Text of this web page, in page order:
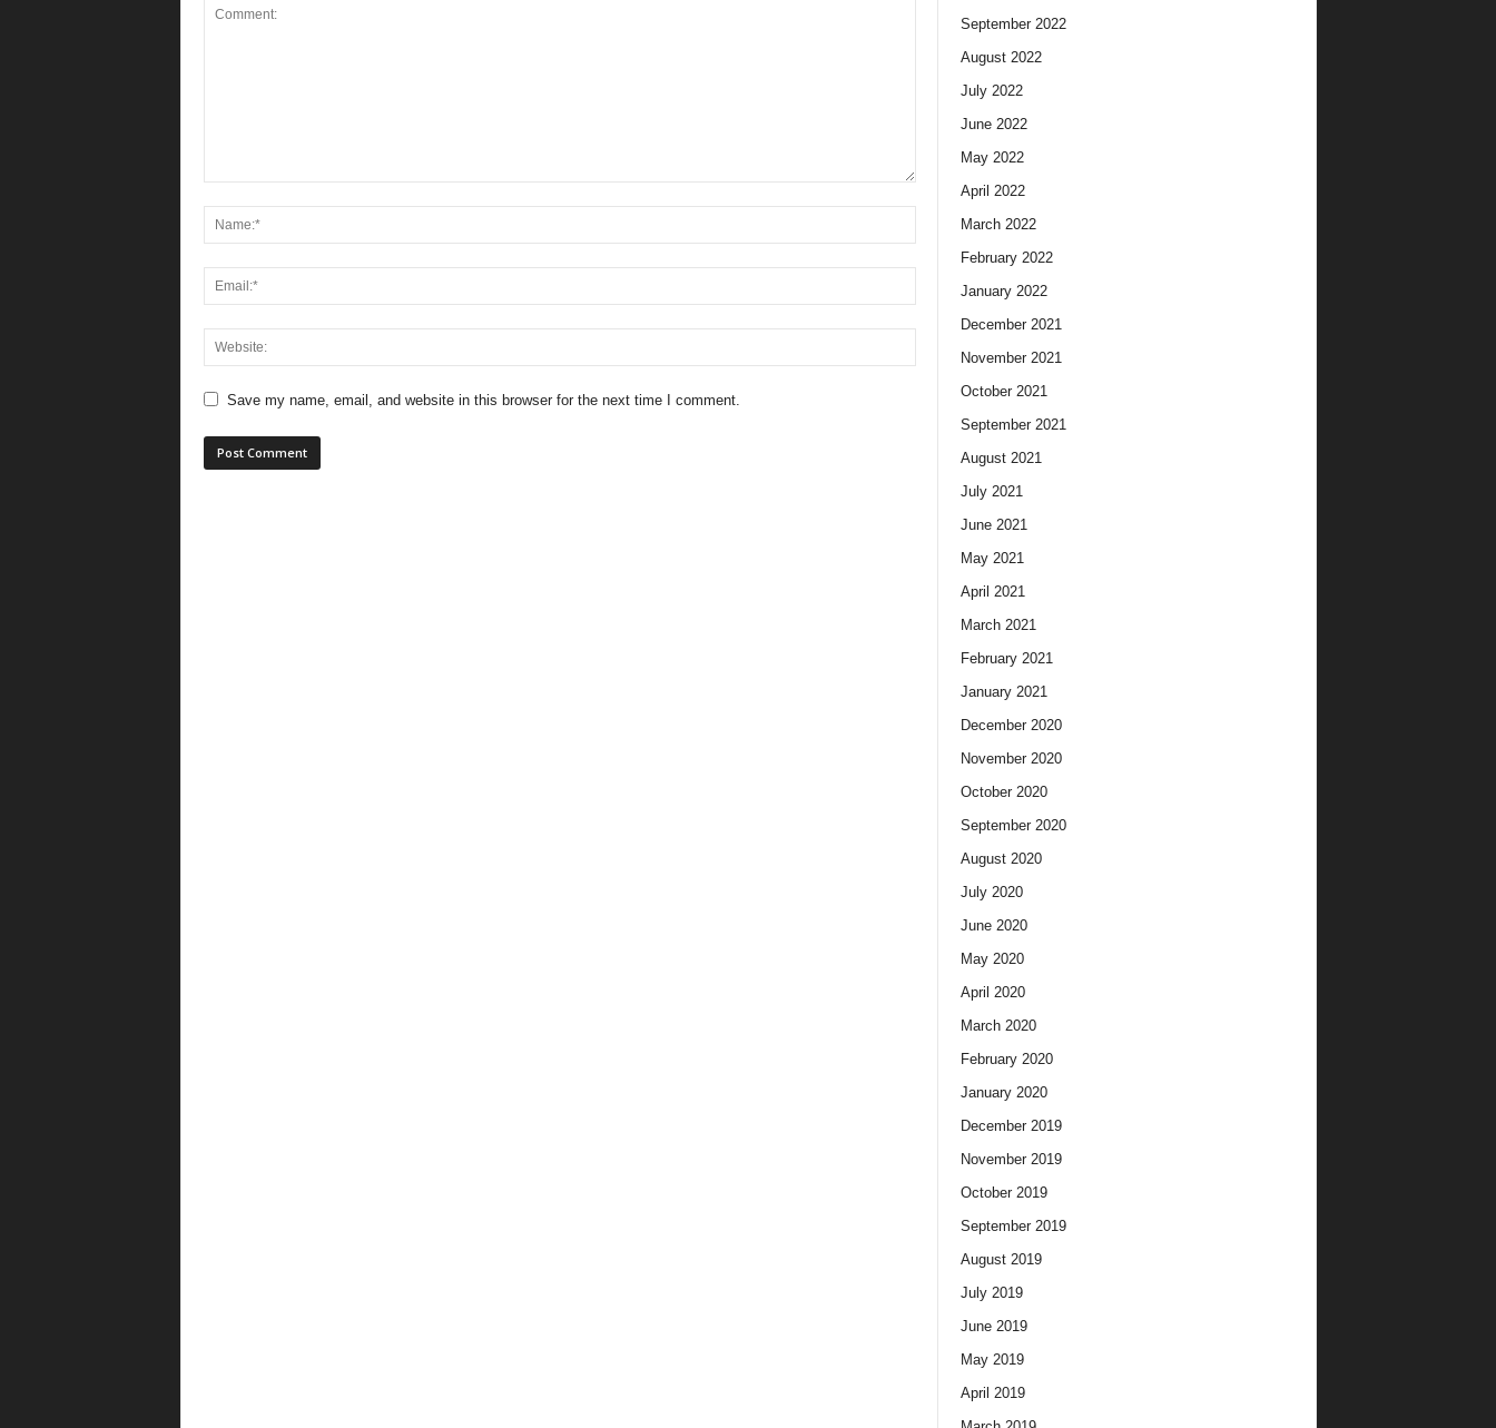
Save my name, email, and website in this browser for the next time I comment.
September 2022
August 2022
July 2022
June 2022
May 2022
April 2022
March 2022
February 2022
January 2022
December 2021
November 2021
October 2021
September 2021
August 2021
July 2021
June 2021
May 2021
April 2021
March 2021
February 2021
January 2021
December 2020
November 2020
October 2020
September 2020
August 2020
July 2020
June 2020
May 2020
April 2020
March 2020
February 2020
January 2020
December 2019
November 2019
October 2019
September 2019
August 2019
July 2019
June 2019
May 2019
April 2019